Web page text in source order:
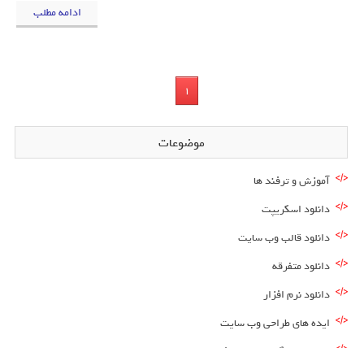
ادامه مطلب
1
موضوعات
آموزش و ترفند ها
دانلود اسکریپت
دانلود قالب وب سایت
دانلود متفرقه
دانلود نرم افزار
ایده های طراحی وب سایت